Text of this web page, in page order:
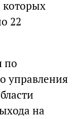
которых
22
по
управления
на